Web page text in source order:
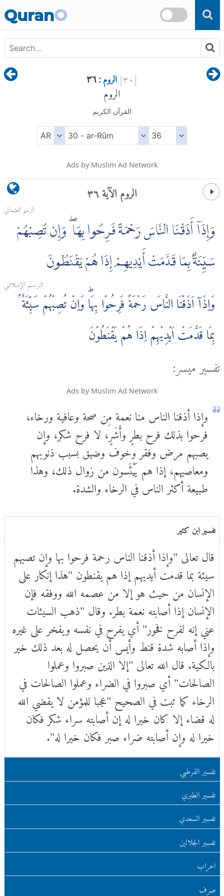
Skip to main content
QuranO
[٣٠]الروم : ٣٦ الروم
القرآن الكريم
Ads by Muslim Ad Network
الروم الآية ٣٦
الرسم العثماني
وَإِذَآ أَذَقْنَا النَّاسَ رَحْمَةً فَرِحُوا بِهَا ۖ وَإِن تُصِبْهُمْ
سَيِّئَةٌۢ بِمَا قَدَّمَتْ أَيْدِيهِمْ إِذَا هُمْ يَقْنَطُونَ
الـرسـم الإمـلائـي
وَاِذَاۤ اَذَقۡنَا النَّاسَ رَحۡمَةً فَرِحُوۡا بِهَاؕ‌ وَاِنۡ تُصِبۡهُمۡ سَيِّئَةٌ ۢ
بِمَا قَدَّمَتۡ اَيۡدِيۡهِمۡ اِذَا هُمۡ يَقۡنَطُوۡنَ
تفسير ميسر:
Ads by Muslim Ad Network
وإذا أذقنا الناس منا نعمة مِن صحة وعافية ورخاء،
فرحوا بذلك فرح بطرٍ وأَشَرٍ، لا فرح شكر، وإن
يصبهم مرض وفقر وخوف وضيق بسبب ذنوبهم
ومعاصيهم، إذا هم يَيْئَسون من زوال ذلك، وهذا
طبيعة أكثر الناس في الرخاء والشدة.
تفسير ابن كثير
قال تعالى "وإذا أذقنا الناس رحمة فرحوا بها وإن تصبهم
سيئة بما قدمت أيديهم إذا هم يقنطون "هذا إنكار على
الإنسان من حيث هو إلا من عصمه الله ووفقه فإن
الإنسان إذا أصابته نعمة بطر. وقال "ذهب السيئات
عني إنه لفرح فخور" أي يفرح في نفسه ويفخر على غيره
وإذا أصابه شدة قنط وأيس أن يحصل له بعد ذلك خير
بالكية. قال الله تعالى "إلا الذين صبروا وعملوا
الصالحات" أي صبروا في الضراء وعملوا الصالحات في
الرخاء كما ثبت في الصحيح "عجبا للمؤمن لا يقضي الله
له قضاء إلا كان خيرا له إن أصابته سراء شكر فكان
خيرا له وإن أصابته ضراء صبر فكان خيرا له".
تفسير القرطبي
تفسير الطبري
تفسير السعدي
تفسير الجلالين
اعراب
صرف